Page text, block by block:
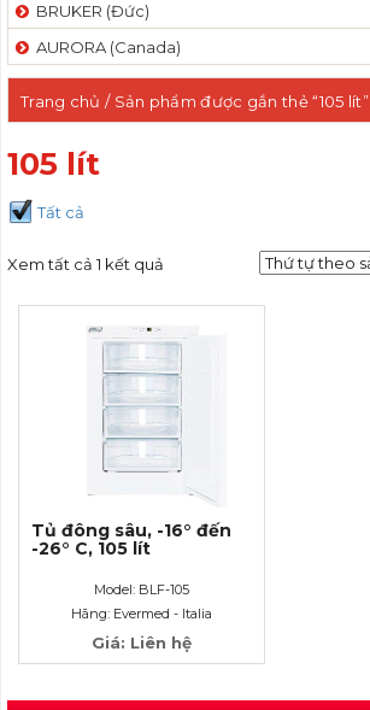
BRUKER (Đức)
AURORA (Canada)
Trang chủ / Sản phẩm được gắn thẻ “105 lít”
105 lít
Tất cả
Xem tất cả 1 kết quả
Tủ đông sâu, -16° đến
-26° C, 105 lít
Model: BLF-105
Hãng: Evermed - Italia
Giá: Liên hệ